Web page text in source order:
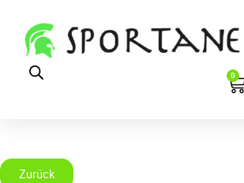
0
Zurück